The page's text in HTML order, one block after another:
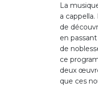
La
a
de
en
de
ce
deux
que ces